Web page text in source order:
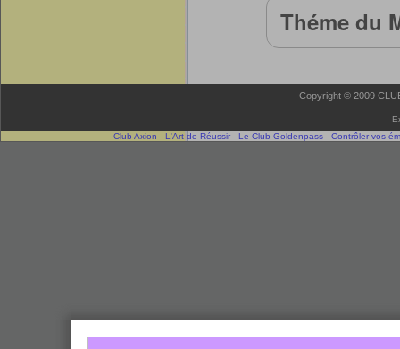
Théme du
Copyright © 2009
Club Axion - L'Art de Réussir - Le Club Goldenpass - Contrôler vos